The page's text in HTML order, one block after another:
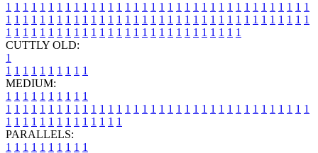
1 1 1 1 1 1 1 1 1 1 1 1 1 1 1 1 1 1 1 1 1 1 1 1 1 1 1 1 1 1 1 1 1 1 1 1
1 1 1 1 1 1 1 1 1 1 1 1 1 1 1 1 1 1 1 1 1 1 1 1 1 1 1 1 1 1 1 1 1 1 1 1
1 1 1 1 1 1 1 1 1 1 1 1 1 1 1 1 1 1 1 1 1 1 1 1 1 1 1 1
CUTTLY OLD:
1
1 1 1 1 1 1 1 1 1 1
MEDIUM:
1 1 1 1 1 1 1 1 1 1
1 1 1 1 1 1 1 1 1 1 1 1 1 1 1 1 1 1 1 1 1 1 1 1 1 1 1 1 1 1 1 1 1 1 1 1
1 1 1 1 1 1 1 1 1 1 1 1 1 1
PARALLELS:
1 1 1 1 1 1 1 1 1 1